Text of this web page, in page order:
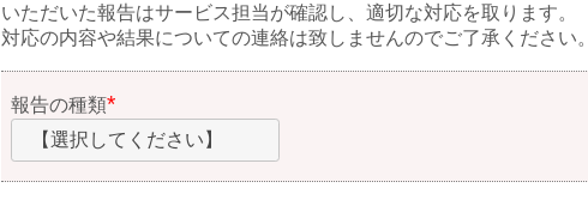
いただいた報告はサービス担当が確認し、適切な対応を取ります。
対応の内容や結果についての連絡は致しませんのでご了承ください。
報告の種類
【選択してください】